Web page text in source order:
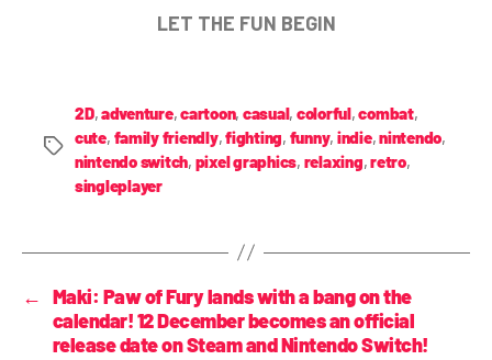
LET THE FUN BEGIN
2D,adventure,cartoon, casual, colorful,combat,
cute, family friendly,fighting, funny, indie,nintendo,
nintendo switch, pixel graphics, relaxing,retro,
singleplayer
← Maki: Paw of Fury lands with a bang on the
calendar! 12 December becomes an official
release date on Steam and Nintendo Switch!